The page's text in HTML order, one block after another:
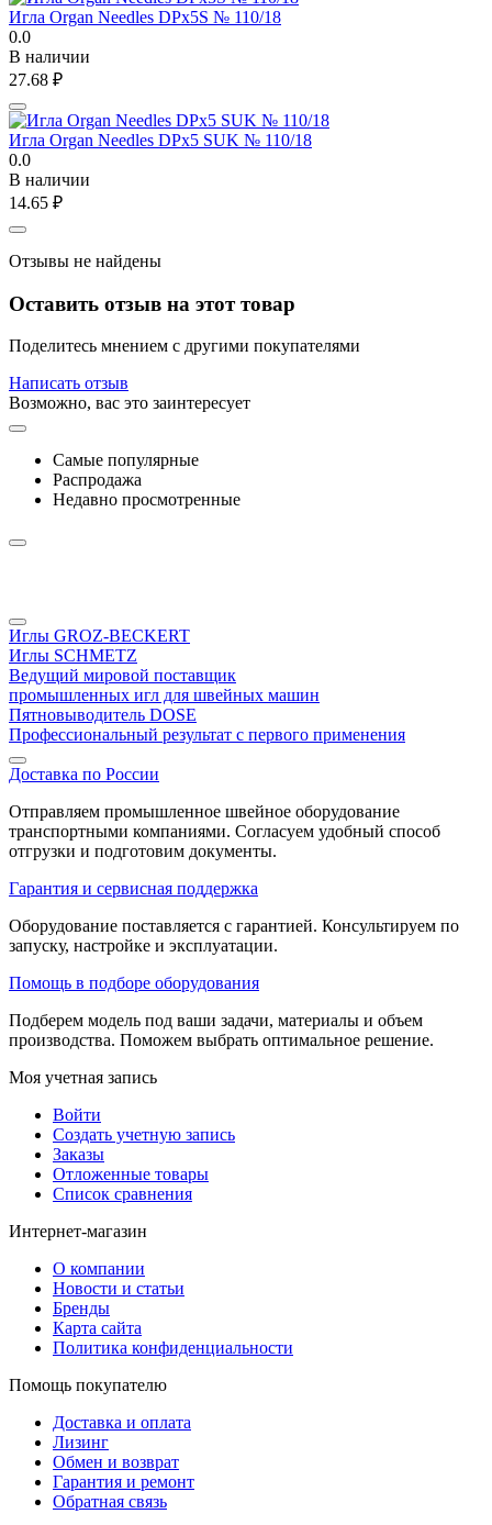
Игла Organ Needles DPx5S № 110/18
0.0
В наличии
27.68 ₽
Игла Organ Needles DPx5 SUK № 110/18
0.0
В наличии
14.65 ₽
Отзывы не найдены
Оставить отзыв на этот товар
Поделитесь мнением с другими покупателями
Написать отзыв
Возможно, вас это заинтересует
Самые популярные
Распродажа
Недавно просмотренные
Иглы GROZ-BECKERT
Иглы SCHMETZ
Ведущий мировой поставщик
промышленных игл для швейных машин
Пятновыводитель DOSE
Профессиональный результат с первого применения
Доставка по России
Отправляем промышленное швейное оборудование
транспортными компаниями. Согласуем удобный способ
отгрузки и подготовим документы.
Гарантия и сервисная поддержка
Оборудование поставляется с гарантией. Консультируем по
запуску, настройке и эксплуатации.
Помощь в подборе оборудования
Подберем модель под ваши задачи, материалы и объем
производства. Поможем выбрать оптимальное решение.
Моя учетная запись
Войти
Создать учетную запись
Заказы
Отложенные товары
Список сравнения
Интернет-магазин
О компании
Новости и статьи
Бренды
Карта сайта
Политика конфиденциальности
Помощь покупателю
Доставка и оплата
Лизинг
Обмен и возврат
Гарантия и ремонт
Обратная связь